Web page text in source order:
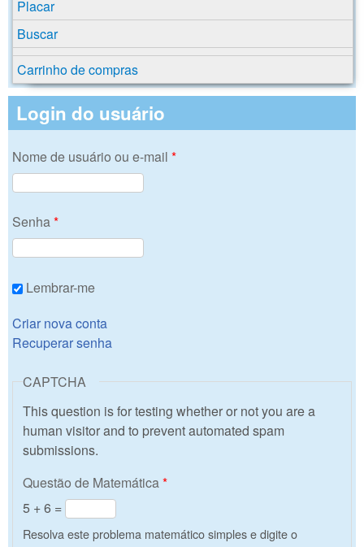
Placar
Buscar
Carrinho de compras
Login do usuário
Nome de usuário ou e-mail *
Senha*
Lembrar-me
Criar nova conta
Recuperar senha
CAPTCHA
This question is for testing whether or not you are a
human visitor and to prevent automated spam
submissions.
Questão de Matemática*
5 + 6 =
Resolva este problema matemático simples e digite o